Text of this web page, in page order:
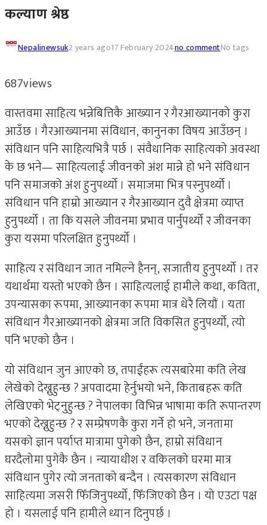
कल्याण श्रेष्ठ
Nepalinewsuk2 years ago17 February 2024no commentNo tags
687views
वास्तवमा साहित्य भन्नेबित्तिकै आख्यान र गैरआख्यानको कुरा
आउँछ । गैरआख्यानमा संविधान, कानुनका विषय आउँछन् ।
संविधान पनि साहित्यभित्रै पर्छ । संवैधानिक साहित्यको अवस्था
के छ भने— साहित्यलाई जीवनको अंश मान्ने हो भने संविधान
पनि समाजको अंश हुनुपर्थ्यो । समाजमा भित्र पस्नुपर्थ्यो ।
संविधान पनि हाम्रो आख्यान र गैरआख्यान दुवै क्षेत्रमा व्याप्त
हुनुपर्थ्यो । ता कि यसले जीवनमा प्रभाव पार्नुपर्थ्यो र जीवनका
कुरा यसमा परिलक्षित हुनुपर्थ्यो ।
साहित्य र संविधान जात नमिल्ने हैनन्, सजातीय हुनुपर्थ्यो । तर
यथार्थमा यस्तो भएको छैन । साहित्यलाई हामीले कथा, कविता,
उपन्यासका रूपमा, आख्यानका रूपमा मात्र धेरै लियौं । यता
संविधान गैरआख्यानको क्षेत्रमा जति विकसित हुनुपर्थ्यो, त्यो
पनि भएको छैन ।
यो संविधान जुन आएको छ, तपाईंहरू त्यसबारेमा कति लेख
लेखेको देख्नुहुन्छ ? अपवादमा हेर्नुभयो भने, किताबहरू कति
लेखिएको भेट्नुहुन्छ ? नेपालका विभिन्न भाषामा कति रूपान्तरण
भएको देख्नुहुन्छ ? र सम्प्रेषणकै कुरा गर्ने हो भने, जनतामा
यसको ज्ञान पर्याप्त मात्रामा पुगेको छैन, हाम्रो संविधान
घरदैलोमा पुगेकै छैन । न्यायाधीश र वकिलको घरमा मात्र
संविधान पुगेर त्यो जनताको बन्दैन । त्यसकारण संविधान
साहित्यमा जसरी फिँजिनुपर्थ्यो, फिँजिएको छैन । यो एउटा पक्ष
हो । यसलाई पनि हामीले ध्यान दिनुपर्छ ।